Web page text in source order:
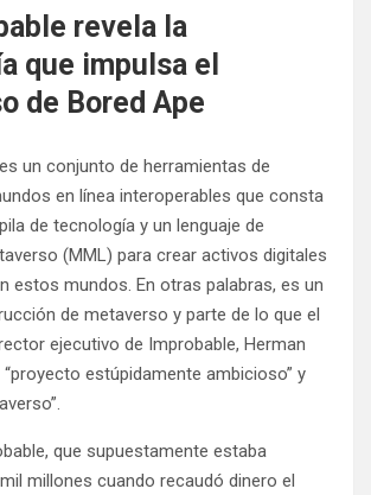
revela la
que impulsa el
de Bored Ape
un conjunto de herramientas de
en línea interoperables que consta
de tecnología y un lenguaje de
(MML) para crear activos digitales
estos mundos. En otras palabras, es un
de metaverso y parte de lo que el
ejecutivo de Improbable, Herman
estúpidamente ambicioso” y
que supuestamente estaba
millones cuando recaudó dinero el